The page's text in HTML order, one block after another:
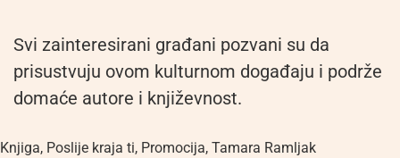
Svi zainteresirani građani pozvani su da
prisustvuju ovom kulturnom događaju i podrže
domaće autore i književnost.
Knjiga, Poslije kraja ti, Promocija, Tamara Ramljak